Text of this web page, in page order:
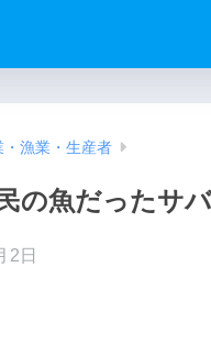
・漁業・生産者
民の魚だったサ
2日